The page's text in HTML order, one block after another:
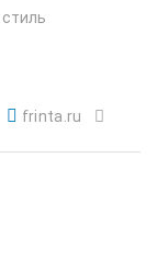
frinta.ru